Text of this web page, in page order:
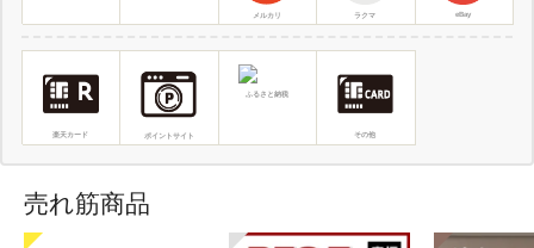
メルカリ ラクマ eBay
楽天カード ポイントサイト
ふるさと納税
その他
売れ筋商品